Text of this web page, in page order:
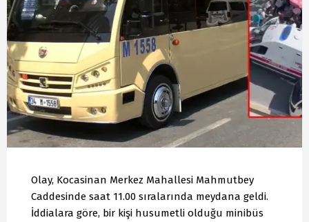
Olay, Kocasinan Merkez Mahallesi Mahmutbey
Caddesinde saat 11.00 sıralarında meydana geldi.
İddialara göre, bir kişi husumetli olduğu minibüs